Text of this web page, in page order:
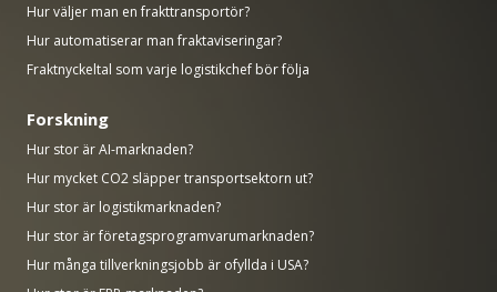
Hur väljer man en frakttransportör?
Hur automatiserar man fraktaviseringar?
Fraktnyckeltal som varje logistikchef bör följa
Forskning
Hur stor är AI-marknaden?
Hur mycket CO2 släpper transportsektorn ut?
Hur stor är logistikmarknaden?
Hur stor är företagsprogramvarumarknaden?
Hur många tillverkningsjobb är ofyllda i USA?